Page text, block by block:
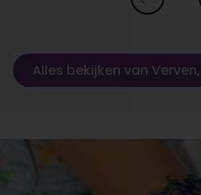
Alles bekijken van